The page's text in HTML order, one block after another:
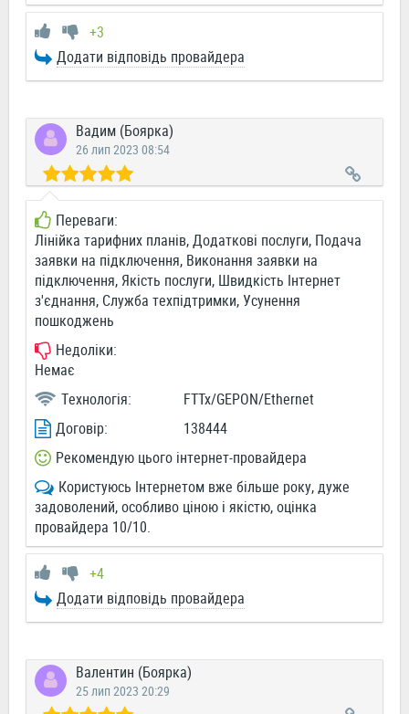
+3
Додати відповідь провайдера
Вадим (Боярка)
26 лип 2023 08:54
Переваги:
Лінійка тарифних планів, Додаткові послуги, Подача
заявки на підключення, Виконання заявки на
підключення, Якість послуги, Швидкість Інтернет
з'єднання, Служба техпідтримки, Усунення
пошкоджень
Недоліки:
Немає
Технологія:
FTTx/GEPON/Ethernet
Договір:
138444
Рекомендую цього інтернет-провайдера
Користуюсь Інтернетом вже більше року, дуже
задоволений, особливо ціною і якістю, оцінка
провайдера 10/10.
+4
Додати відповідь провайдера
Валентин (Боярка)
25 лип 2023 20:29